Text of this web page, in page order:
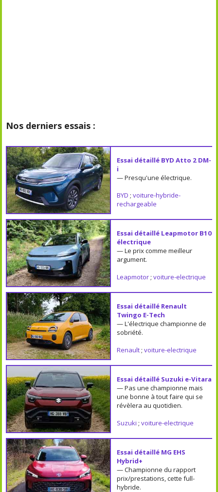
Nos derniers essais :
Essai détaillé BYD Atto 2 DM-
i
— Presqu'une électrique.
BYD ; voiture-hybride-
rechargeable
Essai détaillé Leapmotor B10
électrique
— Le prix comme meilleur
argument.
Leapmotor; voiture-electrique
Essai détaillé Renault
Twingo E-Tech
— L'électrique championne de
sobriété.
Renault; voiture-electrique
Essai détaillé Suzuki e-Vitara
— Pas une championne mais
une bonne à tout faire qui se
révèlera au quotidien.
Suzuki ; voiture-electrique
Essai détaillé MG EHS
Hybrid+
— Championne du rapport
prix/prestations, cette full-
hybride.